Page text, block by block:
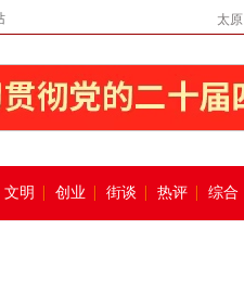
太
文明 创业 街谈 热评 综合